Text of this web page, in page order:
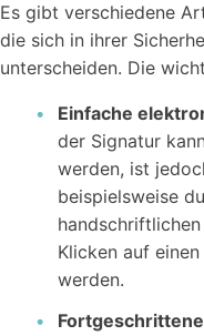
Kostenlose Rechner
Einfache Werte
Es gibt verschiedene
die sich in ihrer
unterscheiden. Die
Einfache
der Signatur
werden, ist
beispielsweise
Klicken auf
werden.